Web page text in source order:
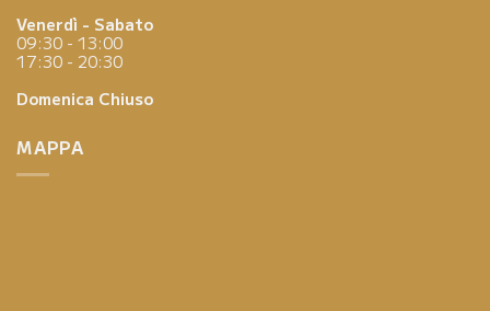
Venerdì - Sabato
09:30 - 13:00
17:30 - 20:30
Domenica Chiuso
MAPPA